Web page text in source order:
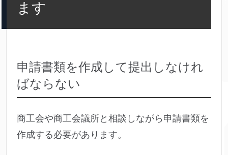
ます
申請書類を作成して提出しなけれ
ばならない
商工会や商工会議所と相談しながら申請書類を
作成する必要があります。